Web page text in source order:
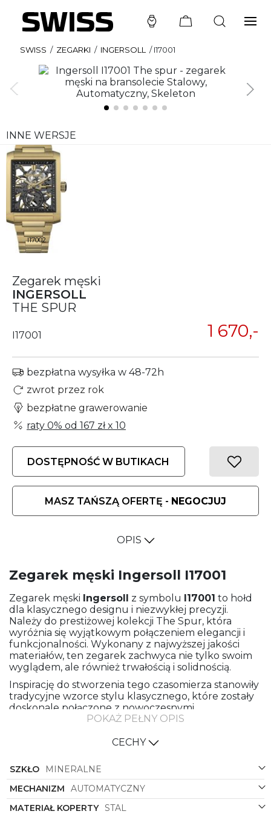
SWISS / ZEGARKI / INGERSOLL /I17001
INNE WERSJE
I17002
Zegarek męski
INGERSOLL
THE SPUR
I17001 1 670,-
bezpłatna wysyłka w 48-72h
zwrot przez rok
bezpłatne grawerowanie
raty 0% od 167 złx 10
DOSTĘPNOŚĆ W BUTIKACH
MASZ TAŃSZĄ OFERTĘ - NEGOCJUJ
OPIS
Zegarek męski Ingersoll I17001
Zegarek męski Ingersoll z symbolu I17001 to hołd
dla klasycznego designu i niezwykłej precyzji.
Należy do prestiżowej kolekcji The Spur, która
wyróżnia się wyjątkowym połączeniem elegancji i
funkcjonalności. Wykonany z najwyższej jakości
materiałów, ten zegarek zachwyca nie tylko swoim
wyglądem, ale również trwałością i solidnością.
Inspirację do stworzenia tego czasomierza stanowiły
tradycyjne wzorce stylu klasycznego, które zostały
doskonale połączone z nowoczesnymi
rozwiązaniami technicznymi. Materiał bransolety
gwarantująca nie tylko elegancki wygląd, ale także
kolor bransolety i koperty dodaje zegarkowi
wyjątkowej elegancji i ponadczasowego uroku.
Charakterystycznym elementem tego modelu jest
kształt koperty, który został zaprojektowany w
POKAŻ PEŁNY OPIS
CECHY
SZKŁO
MINERALNE
MECHANIZM
AUTOMATYCZNY
MATERIAŁ KOPERTY STAL